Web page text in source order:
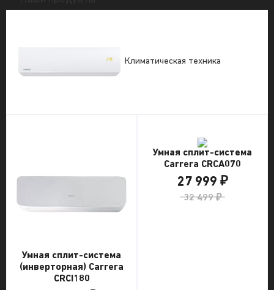
Климатическая техника
Умная сплит-система
(инверторная) Carrera
CRCI180
Умная сплит-система
Carrera CRCA070
27 999 ₽
32 499 ₽